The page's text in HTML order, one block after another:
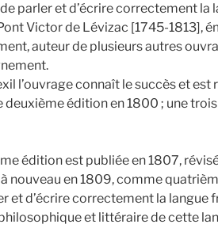
parler et d’écrire correctement la
Victor de Lévizac [1745-1813],
auteur de plusieurs autres
l’ouvrage connaît le succès et est
deuxième édition en 1800 ; une
édition est publiée en 1807,
nouveau en 1809, comme
et d’écrire correctement la langue
et littéraire de cette